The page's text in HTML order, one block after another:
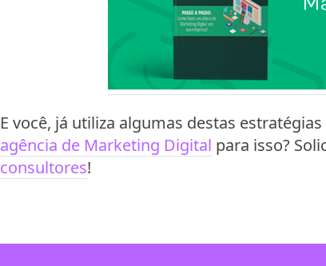
E você, já utiliza algumas destas
agência de Marketing Digital para isso?
consultores!